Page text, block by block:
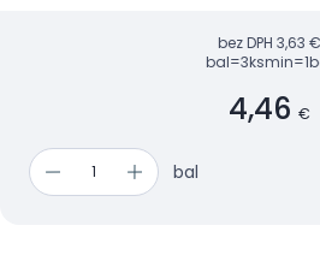
bez DPH 3,63 €
bal=3ks
4,46 €
bal